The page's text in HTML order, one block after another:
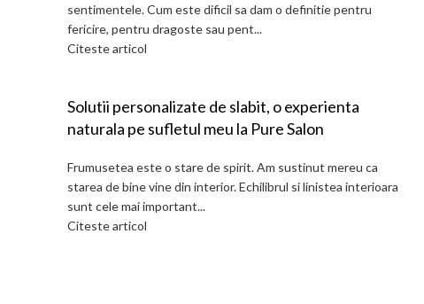
sentimentele. Cum este dificil sa dam o definitie pentru
fericire, pentru dragoste sau pent...
Citeste articol
Solutii personalizate de slabit, o experienta
naturala pe sufletul meu la Pure Salon
Frumusetea este o stare de spirit. Am sustinut mereu ca
starea de bine vine din interior. Echilibrul si linistea interioara
sunt cele mai important...
Citeste articol